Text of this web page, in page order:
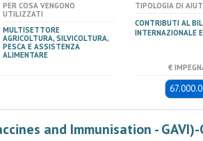
PER COSA VENGONO
UTILIZZATI
MULTISETTORE
AGRICOLTURA, SILVICOLTURA,
PESCA E ASSISTENZA
ALIMENTARE
TIPOLOGIA DI
CONTRIBUTI AL
INTERNAZIONALE
€
and Immunisation -